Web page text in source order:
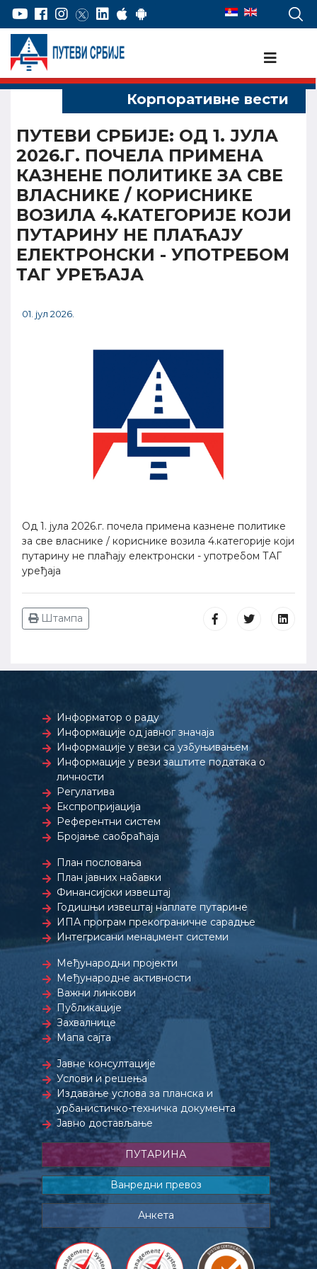
ПУТЕВИ СРБИЈЕ: ОД 1. ЈУЛА
2026.Г. ПОЧЕЛА ПРИМЕНА
КАЗНЕНЕ ПОЛИТИКЕ ЗА СВЕ
ВЛАСНИКЕ / КОРИСНИКЕ
ВОЗИЛА 4.КАТЕГОРИЈЕ КОЈИ
ПУТАРИНУ НЕ ПЛАЋАЈУ
ЕЛЕКТРОНСКИ - УПОТРЕБОМ
ТАГ УРЕЂАЈА
01. јул 2026.
Од 1. јула 2026.г. почела примена казнене политике
за све власнике / кориснике возила 4.категорије који
путарину не плаћају електронски - употребом ТАГ
уређаја
Штампа
Информатор о раду
Информације од јавног значаја
Информације у вези са узбуњивањем
Информације у вези заштите података о
личности
Регулатива
Експропријација
Референтни систем
Бројање саобраћаја
План пословања
План јавних набавки
Финансијски извештај
Годишњи извештај наплате путарине
ИПА програм прекограничне сарадње
Интегрисани менаџмент системи
Међународни пројекти
Међународне активности
Важни линкови
Публикације
Захвалнице
Мапа сајта
Јавне консултације
Услови и решења
Издавање услова за планска и
урбанистичко-техничка документа
Јавно достављање
ПУТАРИНА
Ванредни превоз
Анкета